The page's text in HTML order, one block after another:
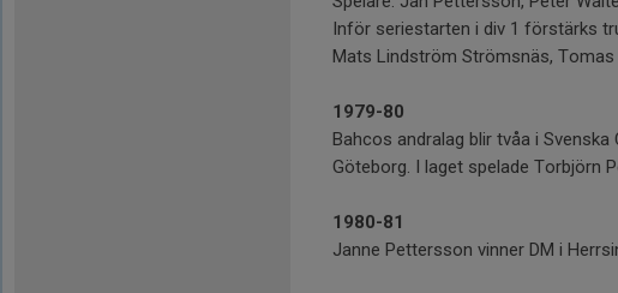
Inför seriestarten i div 1 förstärks
Mats Lindström Strömsnäs,
1979-80
Bahcos andralag blir tvåa i
Göteborg. I laget spelade Torbjörn
1980-81
Janne Pettersson vinner DM i